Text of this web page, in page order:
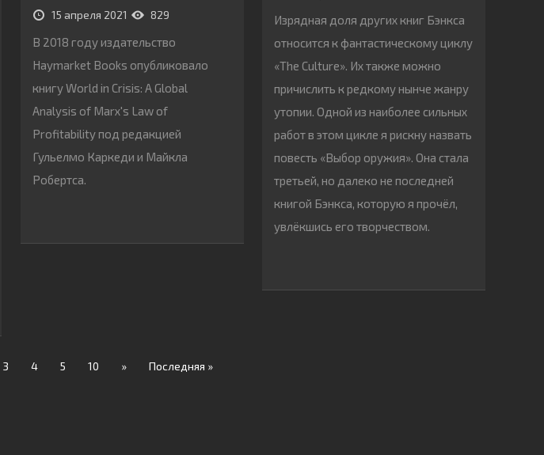
15 апреля 2021 829
В 2018 году издательство
Haymarket Books опубликовало
книгу World in Crisis: A Global
Analysis of Marx's Law of
Profitability под редакцией
Гульелмо Каркеди и Майкла
Робертса.
Изрядная доля других книг Бэнкса
относится к фантастическому циклу
«The Culture». Их также можно
причислить к редкому нынче жанру
утопии. Одной из наиболее сильных
работ в этом цикле я рискну назвать
повесть «Выбор оружия». Она стала
третьей, но далеко не последней
книгой Бэнкса, которую я прочёл,
увлёкшись его творчеством.
3 4 5 10 » Последняя »